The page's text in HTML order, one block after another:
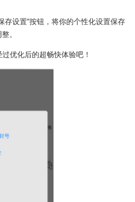
存设置”按钮，将你的个性化设置保存
。
优化后的超畅快体验吧！